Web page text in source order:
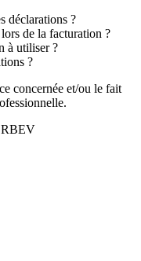
déclarations ?
de la facturation ?
à utiliser ?
?
concernée et/ou le fait